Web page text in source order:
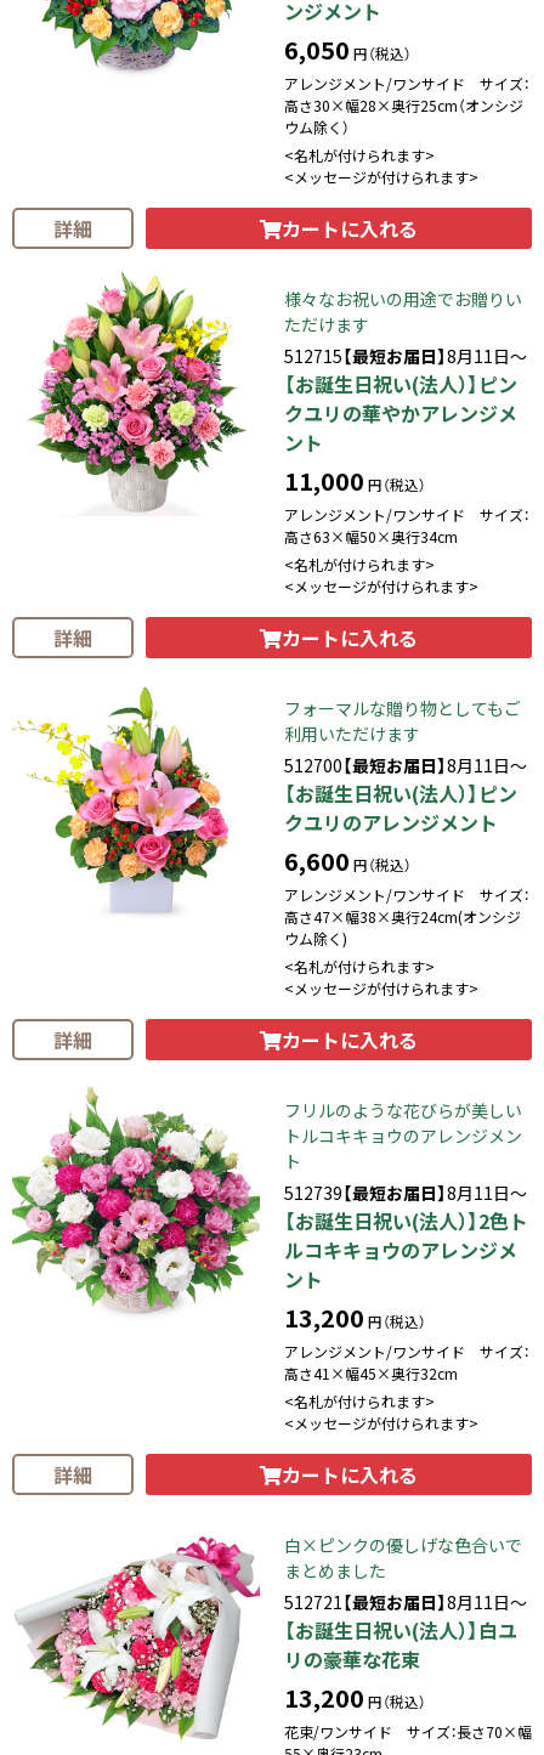
ンジメント
6,050 円（税込）
アレンジメント/ワンサイド サイズ：
高さ30×幅28×奥行25cm（オンシジ
ウム除く）
<名札が付けられます>
<メッセージが付けられます>
詳細 カートに入れる
様々なお祝いの用途でお贈りい
ただけます
512715【最短お届日】8月11日～
【お誕生日祝い(法人）】ピン
クユリの華やかアレンジメ
ント
11,000 円（税込）
アレンジメント/ワンサイド サイズ：
高さ63×幅50×奥行34cm
<名札が付けられます>
<メッセージが付けられます>
詳細 カートに入れる
フォーマルな贈り物としてもご
利用いただけます
512700【最短お届日】8月11日～
【お誕生日祝い(法人）】ピン
クユリのアレンジメント
6,600 円（税込）
アレンジメント/ワンサイド サイズ：
高さ47×幅38×奥行24cm(オンシジ
ウム除く)
<名札が付けられます>
<メッセージが付けられます>
詳細 カートに入れる
フリルのような花びらが美しい
トルコキキョウのアレンジメン
ト
512739【最短お届日】8月11日～
【お誕生日祝い(法人）】2色ト
ルコキキョウのアレンジメ
ント
13,200 円（税込）
アレンジメント/ワンサイド サイズ：
高さ41×幅45×奥行32cm
<名札が付けられます>
<メッセージが付けられます>
詳細 カートに入れる
白×ピンクの優しげな色合いで
まとめました
512721【最短お届日】8月11日～
【お誕生日祝い(法人）】白ユ
リの豪華な花束
13,200 円（税込）
花束/ワンサイド サイズ：長さ70×幅